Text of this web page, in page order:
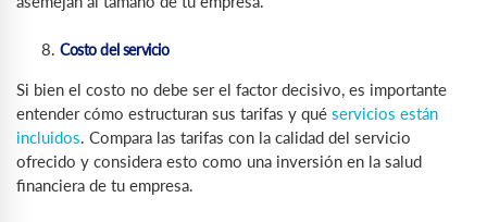
Costo del servicio
Si bien el costo no debe ser el factor decisivo, es importante
entender cómo estructuran sus tarifas y qué servicios están
incluidos. Compara las tarifas con la calidad del servicio
ofrecido y considera esto como una inversión en la salud
financiera de tu empresa.